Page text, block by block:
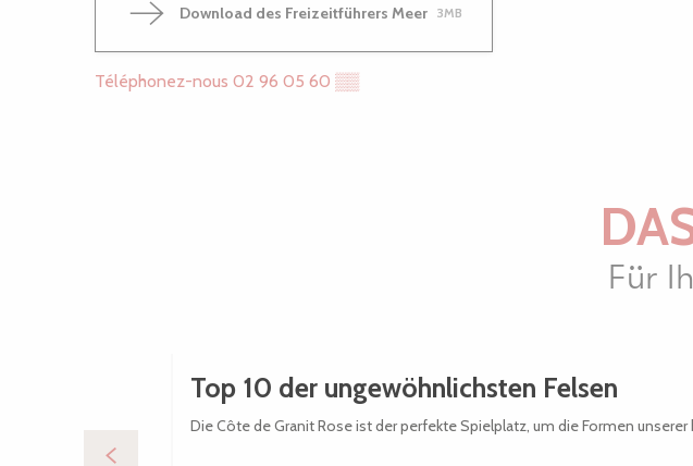
Download des Freizeitführers Meer 3MB
Téléphonez-nous 02 96 05 60 ▒▒
Für
Top 10 der ungewöhnlichsten Felsen
Die Côte de Granit Rose ist der perfekte Spielplatz, um die Formen